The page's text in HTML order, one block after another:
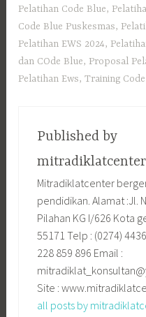
Pelatihan Code Blue,
Code Blue Puskesmas,
Pelatihan EWS 2024,
dan COde Blue, Proposal
Pelatihan Ews,Training
Published by
mitradiklatcenter
Mitradiklatcenter
pendidikan. Alamat :Jl.
Pilahan KG I/626 Kota
55171 Telp : (0274)
228 859 896 Email :
Site :
all posts by